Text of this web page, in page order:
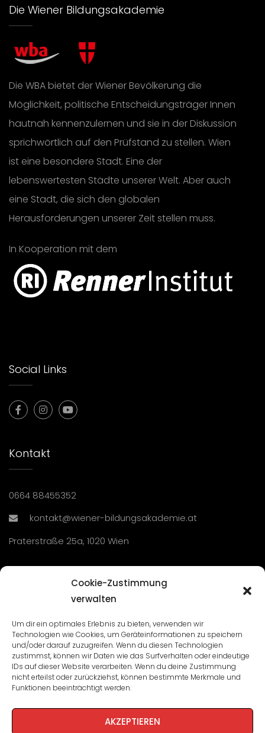
Cookie-Zustimmung
verwalten
Um dir ein optimales Erlebnis zu bieten, verwenden wir
Technologien wie Cookies, um Geräteinformationen zu speichern
und/oder darauf zuzugreifen. Wenn du diesen Technologien
zustimmst, können wir Daten wie das Surfverhalten oder eindeutige
IDs auf dieser Website verarbeiten. Wenn du deine Zustimmung
nicht erteilst oder zurückziehst, können bestimmte Merkmale und
Funktionen beeinträchtigt werden.
AKZEPTIEREN
Die Wiener Bildungsakademie
Die WBA bietet der Wiener Bevölkerung die
Möglichkeit, politische Entscheidungsträger Innen
hautnah kennenzulernen und sie in der Diskussion
sprichwörtlich auf den Prüfstand zu stellen. Wien
ist eine besondere Stadt. Eine der
lebenswertesten Städte unserer Welt. Aber auch
eine Stadt, die sich den globalen
Herausforderungen unserer Zeit stellen muss.
In Kooperation mit dem
Social Links
Kontakt
0664 88455352
kontakt@wiener-bildungsakademie.at
Praterstraße 25a, 1020 Wien
Seminare und Veranstaltungen
Lehrgänge
WBA: Direktion und Team
Impressum/Datenschutz
Cookie-Richtlinie